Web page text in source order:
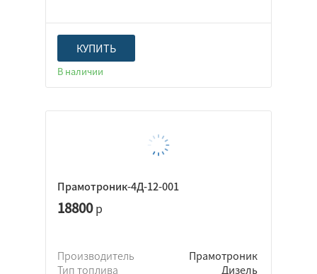
КУПИТЬ
В наличии
Прамотроник-4Д-12-001
18800р
Производитель
Прамотроник
Тип топлива
Дизель